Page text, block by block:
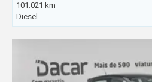
101.021 km
Diesel